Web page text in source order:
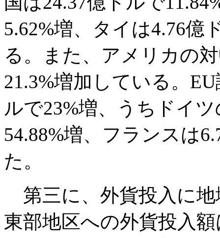
5.62%増、タイは4.76億
る。また、アメリカの
21.3%増加している。
ルで23%増、うちドイ
54.88%増、フランスは
た。
第三に、外貨投入に
東部地区への外貨投入